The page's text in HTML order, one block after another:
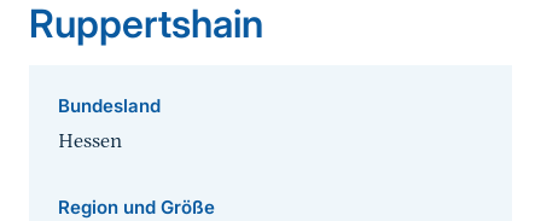
Ruppertshain
Bundesland
Hessen
Region und Größe